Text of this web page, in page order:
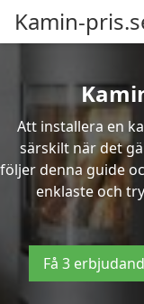
Kamin-
Att installera en
särskilt när det
följer denna guide
enklaste och
Få 3